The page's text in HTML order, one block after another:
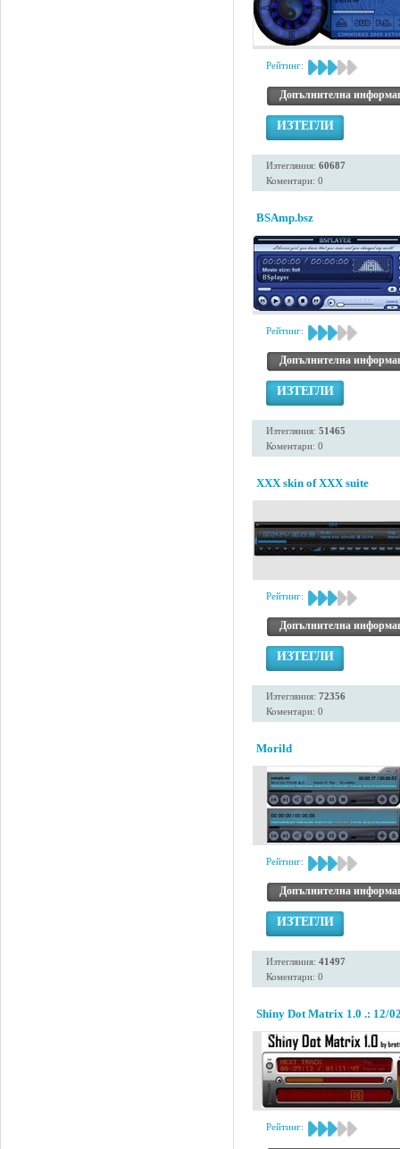
Рейтинг:
Допълнителна
ИЗТЕГЛИ
Изтегляния: 60687
Коментари: 0
BSAmp.bsz
Рейтинг:
Допълнителна
ИЗТЕГЛИ
Изтегляния: 51465
Коментари: 0
XXX skin of XXX suite
Рейтинг:
Допълнителна
ИЗТЕГЛИ
Изтегляния: 72356
Коментари: 0
Morild
Рейтинг:
Допълнителна
ИЗТЕГЛИ
Изтегляния: 41497
Коментари: 0
Shiny Dot Matrix 1.0 .: 12/
Рейтинг: